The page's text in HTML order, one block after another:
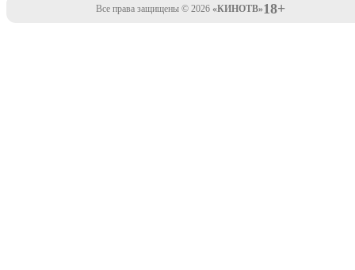
Все права защищены © 2026 «КИНОТВ»18+